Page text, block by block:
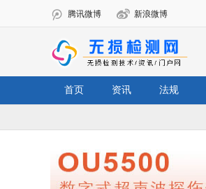
腾讯微博 新浪微博
首页 资讯 法规